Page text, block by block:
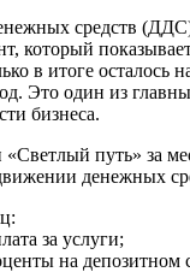
средств
который
в итоге осталось
Это один из
бизнеса.
путь» за
денежных
за услуги;
на депозитном